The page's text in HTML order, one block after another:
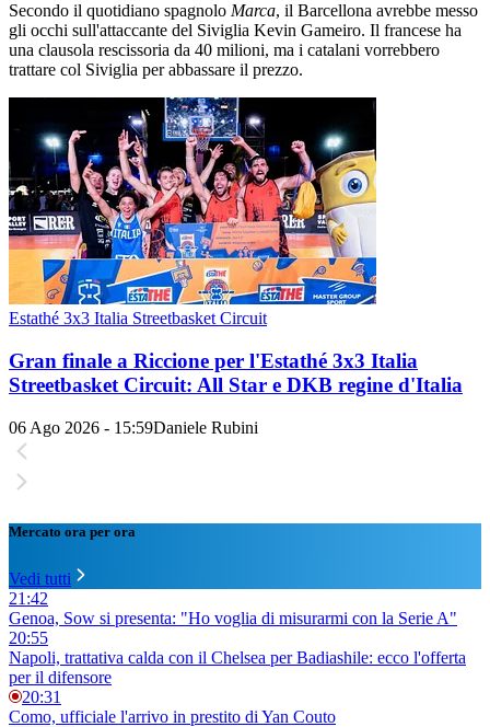
Secondo il quotidiano spagnolo Marca, il Barcellona avrebbe messo
gli occhi sull'attaccante del Siviglia Kevin Gameiro. Il francese ha
una clausola rescissoria da 40 milioni, ma i catalani vorrebbero
trattare col Siviglia per abbassare il prezzo.
Estathé 3x3 Italia Streetbasket Circuit
Gran finale a Riccione per l'Estathé 3x3 Italia
Streetbasket Circuit: All Star e DKB regine d'Italia
06 Ago 2026 - 15:59Daniele Rubini
Mercato ora per ora
Vedi tutti
21:42
Genoa, Sow si presenta: "Ho voglia di misurarmi con la Serie A"
20:55
Napoli, trattativa calda con il Chelsea per Badiashile: ecco l'offerta
per il difensore
20:31
Como, ufficiale l'arrivo in prestito di Yan Couto